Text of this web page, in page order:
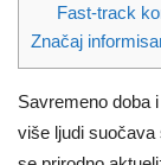
Fast-track
Značaj
Savremeno doba
više ljudi suočava